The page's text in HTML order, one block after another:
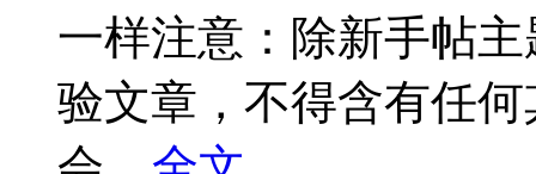
一样注意：除新手帖
验文章，不得含有任